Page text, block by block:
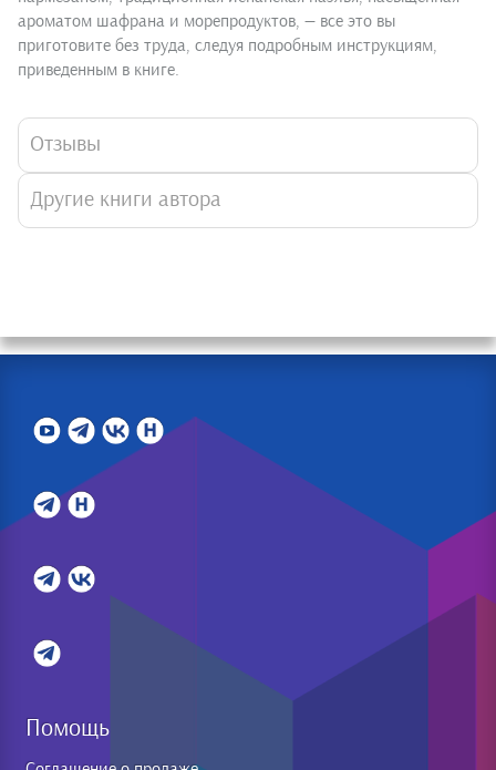
ароматом шафрана и морепродуктов, — все это вы
приготовите без труда, следуя подробным инструкциям,
приведенным в книге.
Отзывы
Другие книги автора
Помощь